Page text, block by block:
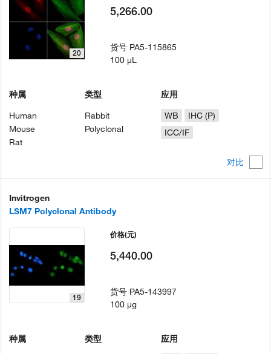
对比
20
种属
Human
Mouse
Rat
类型
Rabbit
Polyclonal
应用
WB
IHC (P)
ICC/IF
5,266.00
货号 PA5-115865
100 µL
Invitrogen
LSM7 Polyclonal Antibody
19
种属
类型
应用
价格(元)
5,440.00
货号 PA5-143997
100 µg